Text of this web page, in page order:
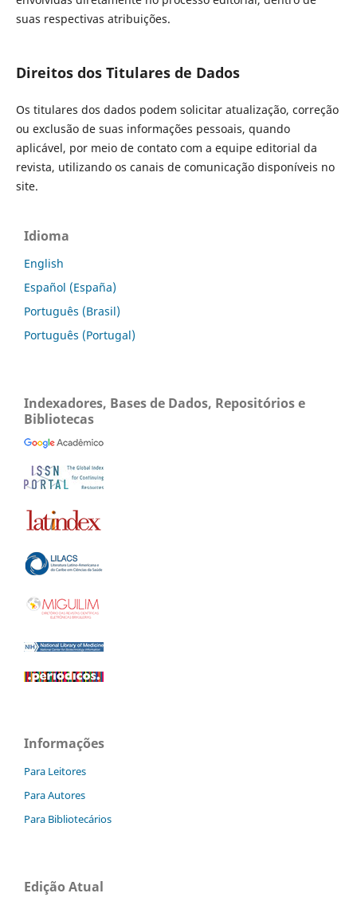
suas respectivas atribuições.
Direitos dos Titulares de Dados
Os titulares dos dados podem solicitar atualização, correção
ou exclusão de suas informações pessoais, quando
aplicável, por meio de contato com a equipe editorial da
revista, utilizando os canais de comunicação disponíveis no
site.
Idioma
English
Español (España)
Português (Brasil)
Português (Portugal)
Indexadores, Bases de Dados, Repositórios e
Bibliotecas
Informações
Para Leitores
Para Autores
Para Bibliotecários
Edição Atual